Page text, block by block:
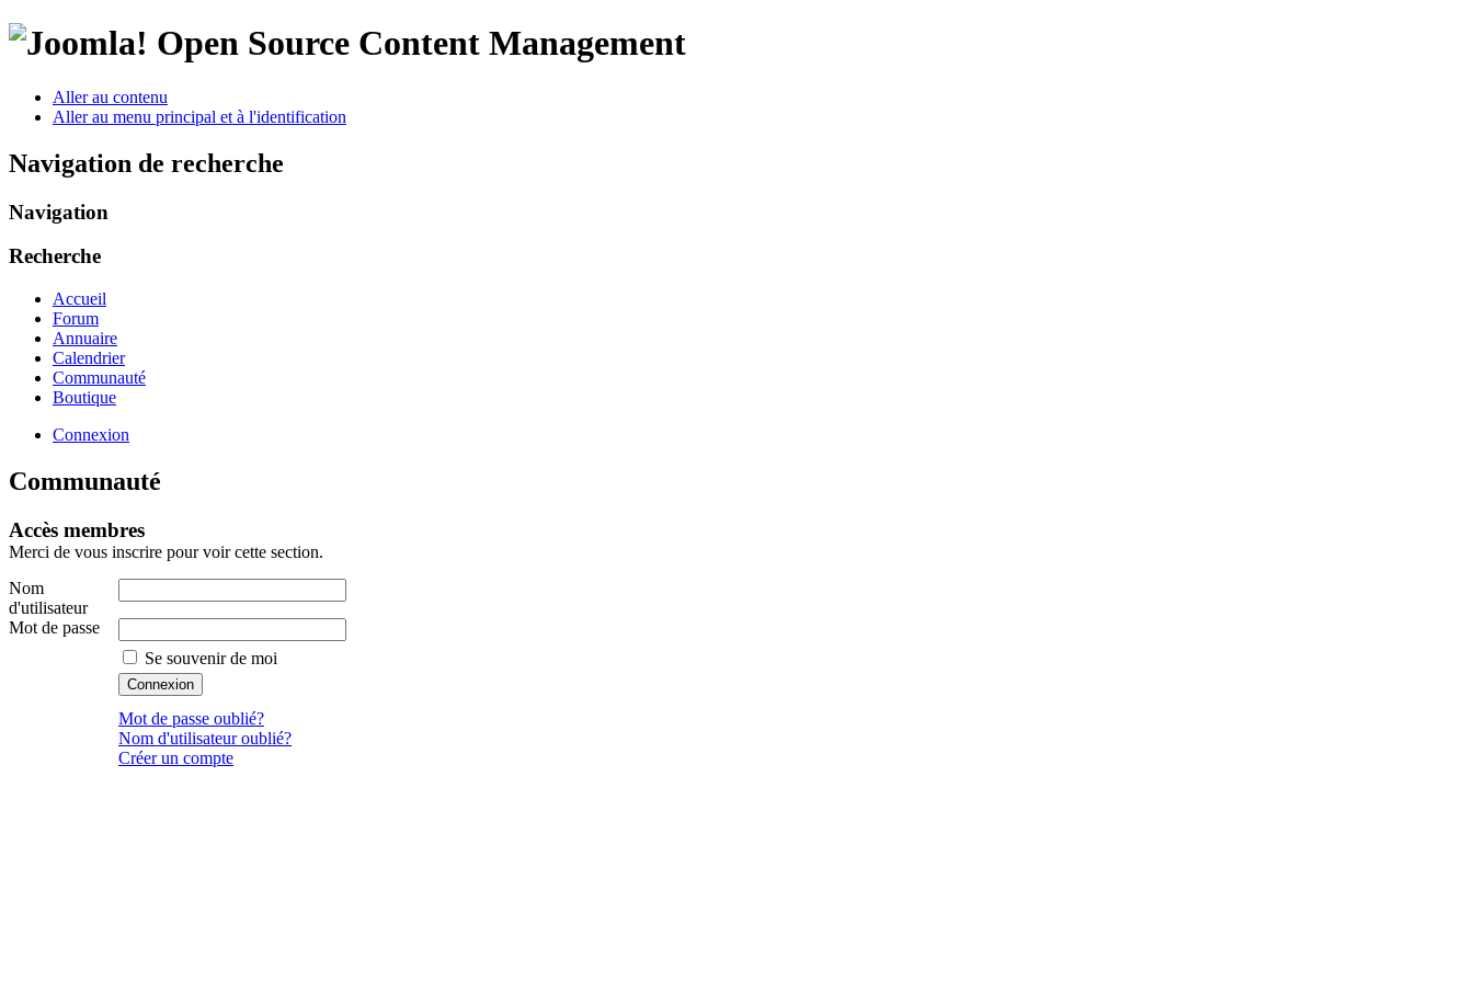
Open Source Content Management
Aller au contenu
Aller au menu principal et à l'identification
Navigation de recherche
Navigation
Recherche
Accueil
Forum
Annuaire
Calendrier
Communauté
Boutique
Connexion
Communauté
Accès membres
Merci de vous inscrire pour voir cette section.
Nom
d'utilisateur
Mot de passe
Se souvenir de moi
Mot de passe oublié?
Nom d'utilisateur oublié?
Créer un compte